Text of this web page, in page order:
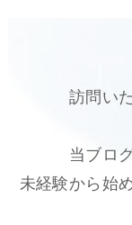
訪問い
当ブロ
未経験から始